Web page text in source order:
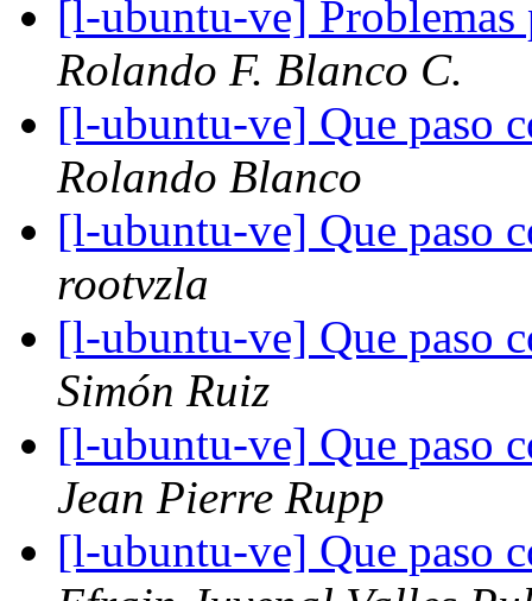
[l-ubuntu-ve]
Rolando F. Blanco C.
[l-ubuntu-ve] Que paso
Rolando Blanco
[l-ubuntu-ve] Que paso
rootvzla
[l-ubuntu-ve] Que paso
Simón Ruiz
[l-ubuntu-ve] Que paso
Jean Pierre Rupp
[l-ubuntu-ve] Que paso